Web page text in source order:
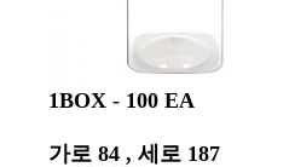
1BOX - 100 EA
가로 84 , 세로 187